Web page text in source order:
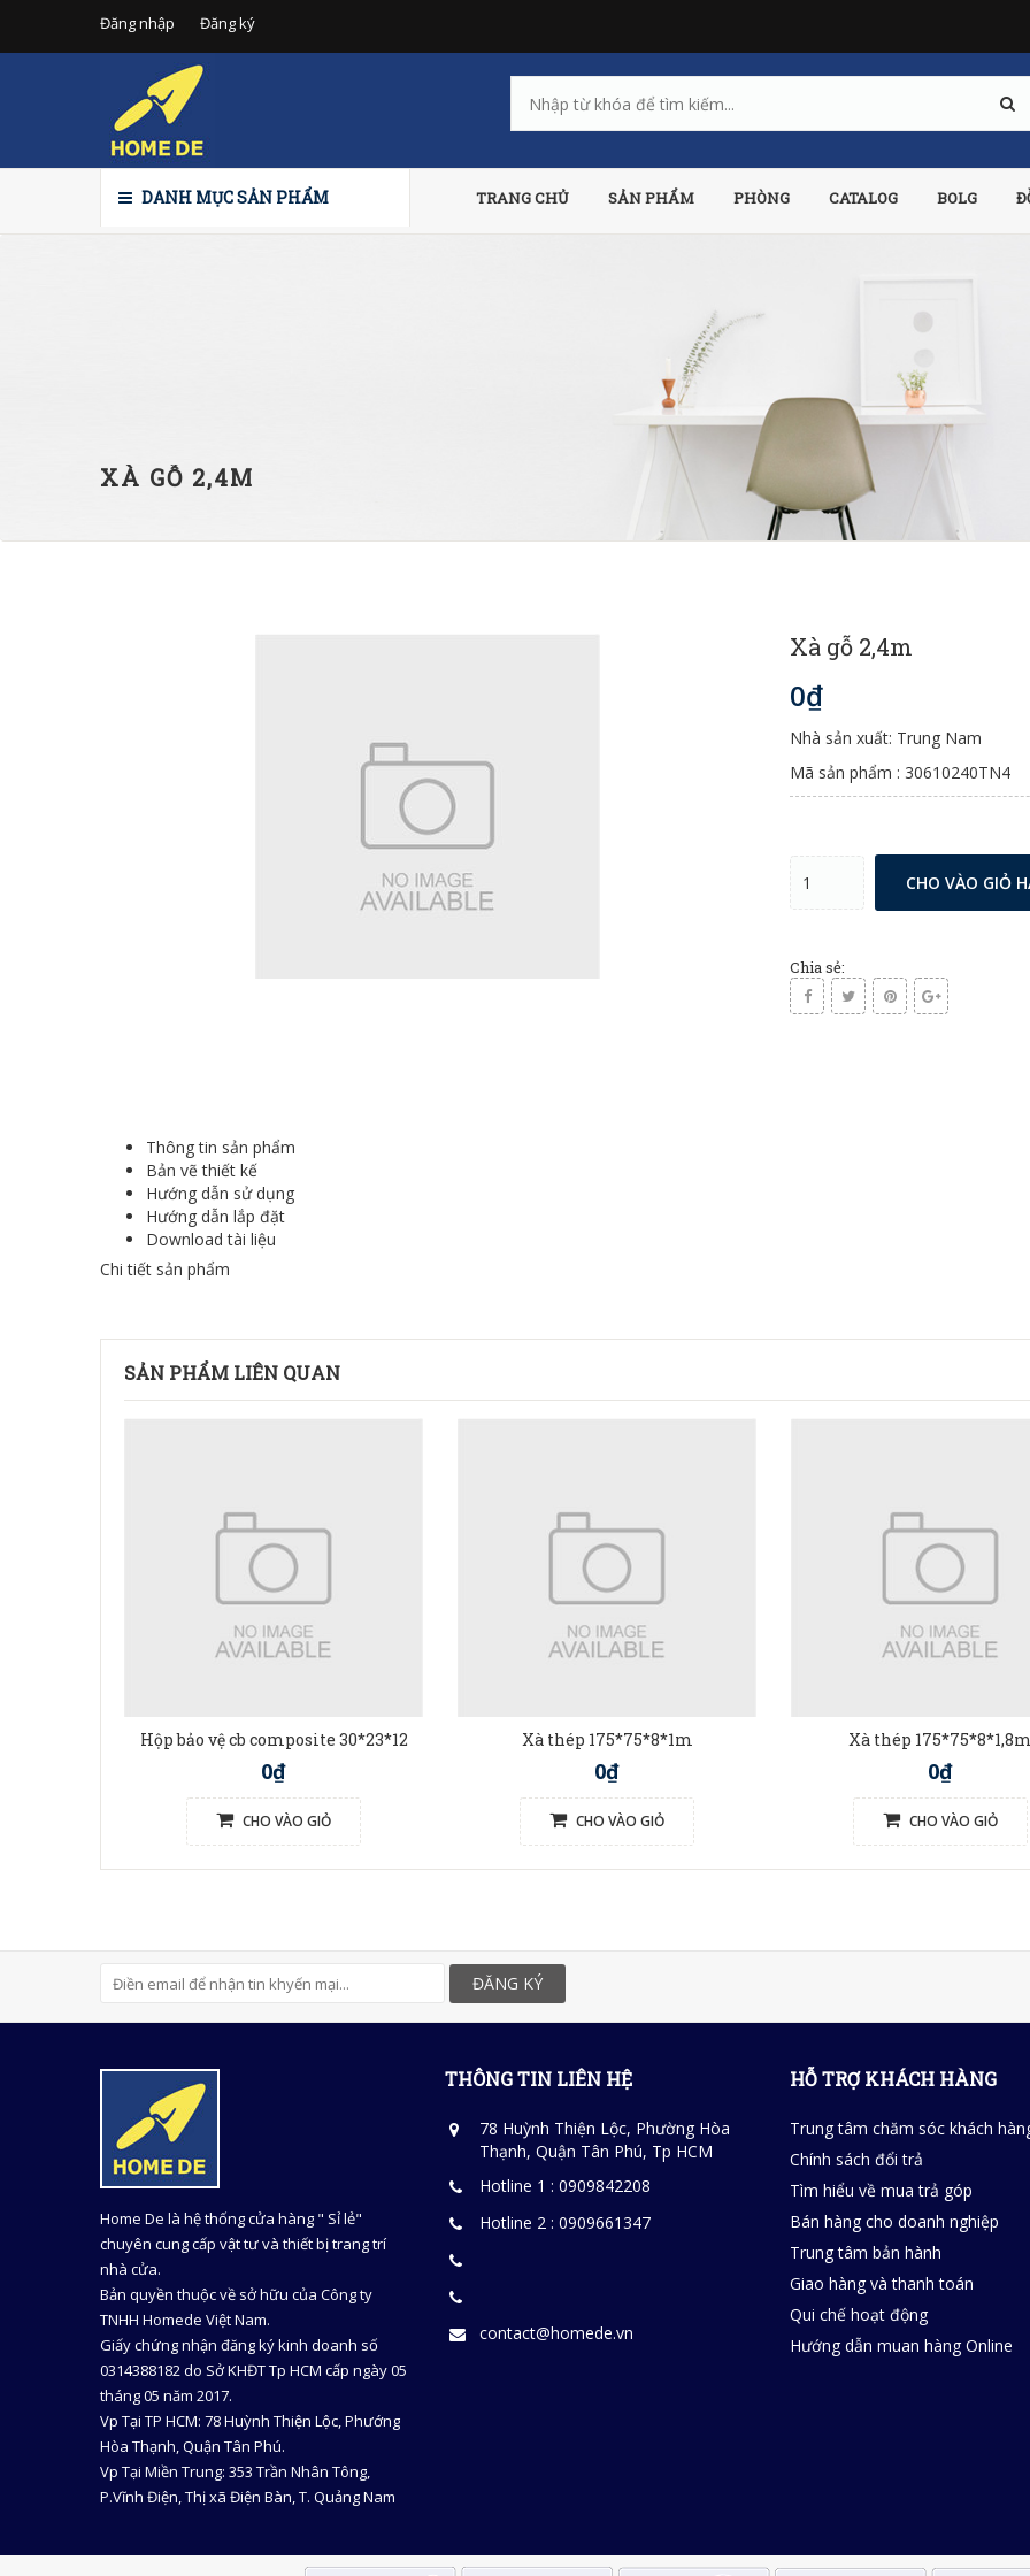
Đăng nhập Đăng ký
DANH MỤC SẢN PHẨM TRANG CHỦ SẢN PHẨM PHÒNG CATALOG BOLG
XÀ GỖ 2,4M
Xà gỗ 2,4m
0₫
Nhà sản xuất: Trung Nam
Mã sản phẩm : 30610240TN4
CHO VÀO GIỎ
Chia sẻ:
Thông tin sản phẩm
Bản vẽ thiết kế
Hướng dẫn sử dụng
Hướng dẫn lắp đặt
Download tài liệu
Chi tiết sản phẩm
SẢN PHẨM LIÊN QUAN
Hộp bảo vệ cb composite 30*23*12
0₫
CHO VÀO GIỎ
Xà thép 175*75*8*1m
0₫
CHO VÀO GIỎ
Xà thép
0₫
CHO VÀO GIỎ
ĐĂNG KÝ
Home De là hệ thống cửa hàng " Sỉ lẻ"
chuyên cung cấp vật tư và thiết bị trang trí
nhà cửa.
Bản quyền thuộc về sở hữu của Công ty
TNHH Homede Việt Nam.
Giấy chứng nhận đăng ký kinh doanh số
0314388182 do Sở KHĐT Tp HCM cấp ngày 05
tháng 05 năm 2017.
Vp Tại TP HCM: 78 Huỳnh Thiện Lộc, Phướng
Hòa Thạnh, Quận Tân Phú.
Vp Tại Miền Trung: 353 Trần Nhân Tông,
P.Vĩnh Điện, Thị xã Điện Bàn, T. Quảng Nam
THÔNG TIN LIÊN HỆ
78 Huỳnh Thiện Lộc, Phường Hòa
Thạnh, Quận Tân Phú, Tp HCM
Hotline 1 : 0909842208
Hotline 2 : 0909661347
contact@homede.vn
HỖ TRỢ KHÁCH HÀNG
Trung tâm chăm sóc khách
Chính sách đổi trả
Tìm hiểu về mua trả góp
Bán hàng cho doanh nghiệp
Trung tâm bản hành
Giao hàng và thanh toán
Qui chế hoạt động
Hướng dẫn muan hàng Online